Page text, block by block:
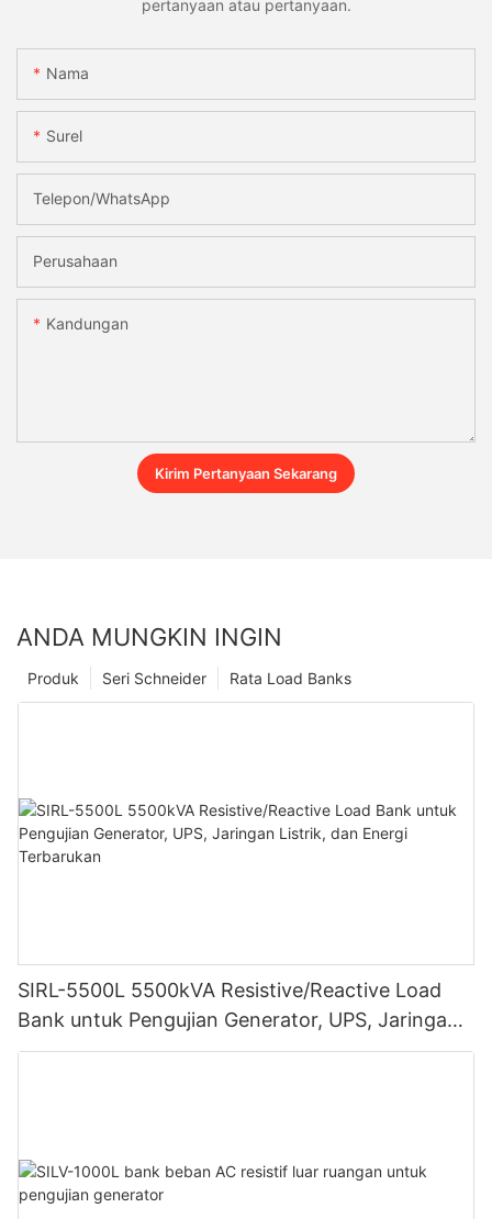
pertanyaan atau pertanyaan.
Nama
Surel
Telepon/WhatsApp
Perusahaan
Kandungan
Kirim Pertanyaan Sekarang
ANDA MUNGKIN INGIN
Rata Load Banks
Seri Schneider
Produk
SIRL-5500L 5500kVA Resistive/Reactive Load
Bank untuk Pengujian Generator, UPS, Jaringan
Listrik, dan Energi Terbarukan